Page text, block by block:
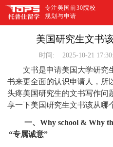
专注美国前30院校
规划与申请
美国研究生文书
时间: 2025-10-21
文书是申请美国大学研究
书来更全面的认识申请人，所
头疼美国研究生的文书写作问
享一下美国研究生文书该从哪
一、Why school & Why
“专属诚意”